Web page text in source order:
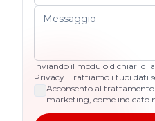
Inviando il modulo dichiari di
Privacy. Trattiamo i tuoi dati
Acconsento al
marketing, come indicato